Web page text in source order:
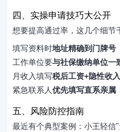
四、实操申请技巧大公开
想要提高通过率，这几个细节
填写资料时地址精确到门牌号
工作单位要与社保缴纳单位一
月收入填写税后工资+隐性收入
紧急联系人 优先填写直系亲属
五、风险防控指南
最近有个典型案例：小王轻信